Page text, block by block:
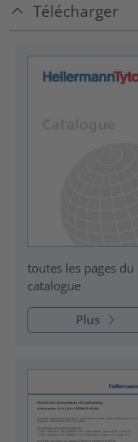
Télécharger
toutes les pages du
catalogue
Plus